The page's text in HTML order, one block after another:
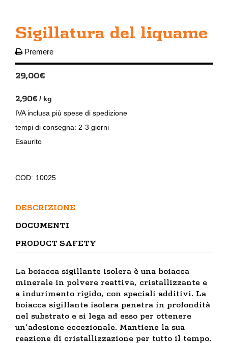
Sigillatura del liquame
Premere
29,00€
2,90€ / kg
IVA inclusa più spese di spedizione
tempi di consegna: 2-3 giorni
Esaurito
COD: 10025
DESCRIZIONE
DOCUMENTI
PRODUCT SAFETY
La boiacca sigillante isolera è una boiacca
minerale in polvere reattiva, cristallizzante e
a indurimento rigido, con speciali additivi. La
boiacca sigillante isolera penetra in profondità
nel substrato e si lega ad esso per ottenere
un’adesione eccezionale. Mantiene la sua
reazione di cristallizzazione per tutto il tempo.